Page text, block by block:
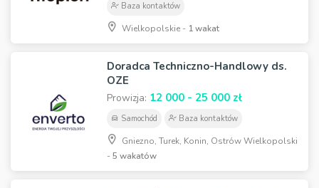
Baza kontaktów
Wielkopolskie - 1 wakat
Doradca Techniczno-Handlowy ds.
OZE
Prowizja: 12 000 - 25 000 zł
Samochód Baza kontaktów
Gniezno, Turek, Konin, Ostrów Wielkopolski
-5 wakatów